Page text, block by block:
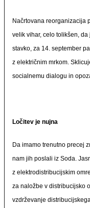
Načrtovana reorganizacija
velik vihar, celo tolikšen,
stavko, za 14. september
z električnim mrkom.
socialnemu dialogu in
Ločitev je nujna
Da imamo trenutno precej
nam jih poslali iz Soda.
z elektrodistribucijskim
za naložbe v distribucijsko
vzdrževanje